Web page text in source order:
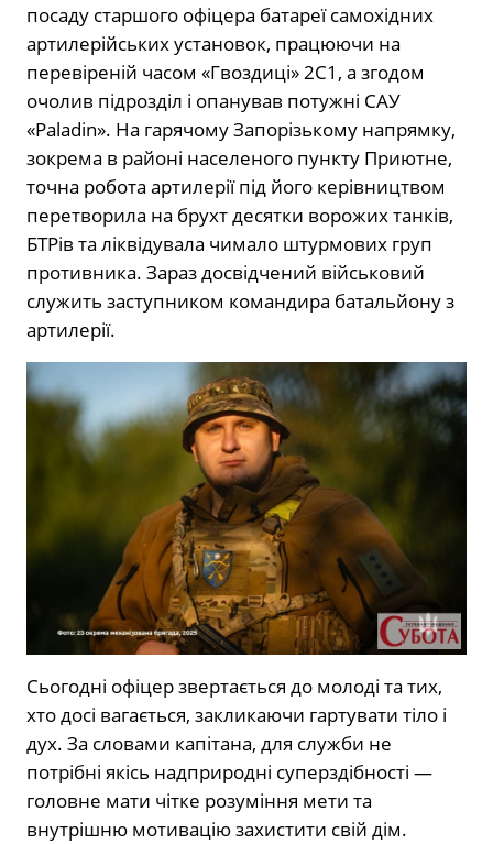
посаду старшого офіцера батареї самохідних
артилерійських установок, працюючи на
перевіреній часом «Гвоздиці» 2С1, а згодом
очолив підрозділ і опанував потужні САУ
«Paladin». На гарячому Запорізькому напрямку,
зокрема в районі населеного пункту Приютне,
точна робота артилерії під його керівництвом
перетворила на брухт десятки ворожих танків,
БТРів та ліквідувала чимало штурмових груп
противника. Зараз досвідчений військовий
служить заступником командира батальйону з
артилерії.
Сьогодні офіцер звертається до молоді та тих,
хто досі вагається, закликаючи гартувати тіло і
дух. За словами капітана, для служби не
потрібні якісь надприродні суперздібності —
головне мати чітке розуміння мети та
внутрішню мотивацію захистити свій дім.